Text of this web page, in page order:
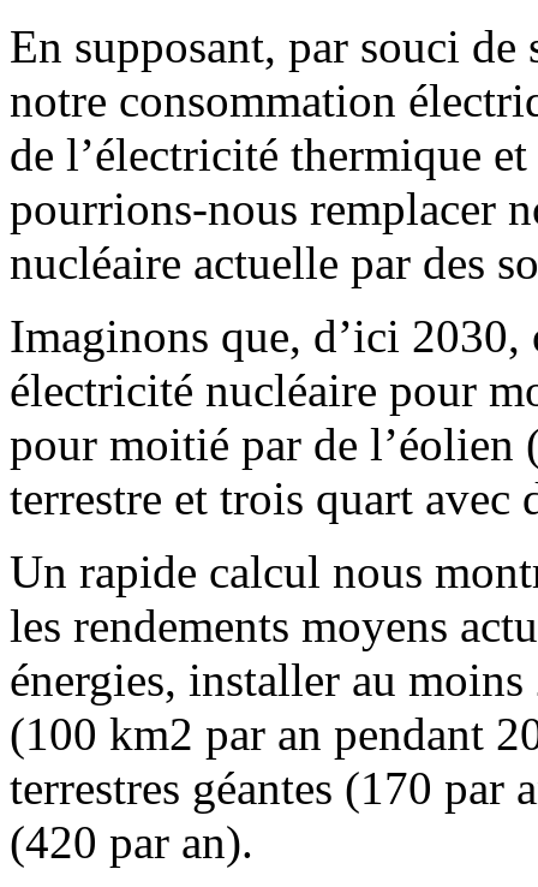
En supposant, par souci
notre consommation
de l’électricité thermique
pourrions-nous remplacer
nucléaire actuelle par des
Imaginons que, d’ici
électricité nucléaire pour
pour moitié par de l’éolien
terrestre et trois quart avec
Un rapide calcul nous
les rendements moyens
énergies, installer au
(100 km2 par an pendant
terrestres géantes (170 par
(420 par an).